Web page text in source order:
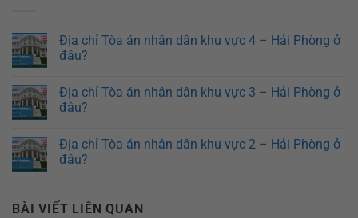
Địa chỉ Tòa án nhân dân khu vực 4 – Hải Phòng ở
đâu?
Địa chỉ Tòa án nhân dân khu vực 3 – Hải Phòng ở
đâu?
Địa chỉ Tòa án nhân dân khu vực 2 – Hải Phòng ở
đâu?
BÀI VIẾT LIÊN QUAN